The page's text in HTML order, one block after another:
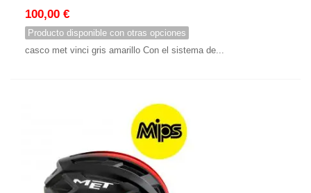
100,00 €
Producto disponible con otras opciones
casco met vinci gris amarillo Con el sistema de...